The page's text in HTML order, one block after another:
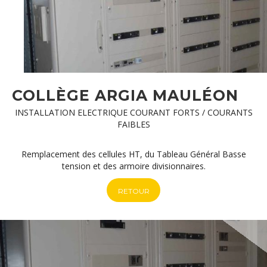
COLLÈGE ARGIA MAULÉON
INSTALLATION ELECTRIQUE COURANT FORTS / COURANTS
FAIBLES
Remplacement des cellules HT, du Tableau Général Basse
tension et des armoire divisionnaires.
RETOUR